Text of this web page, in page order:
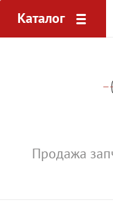
Каталог
Продажа